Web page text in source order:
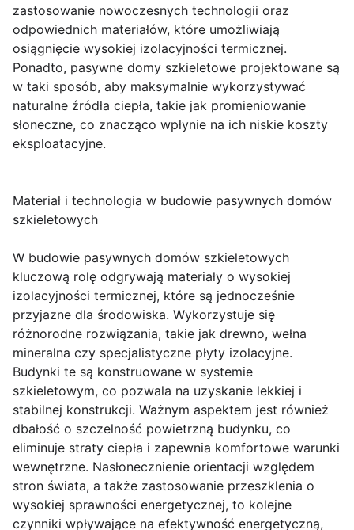
zastosowanie nowoczesnych technologii oraz
odpowiednich materiałów, które umożliwiają
osiągnięcie wysokiej izolacyjności termicznej.
Ponadto, pasywne domy szkieletowe projektowane są
w taki sposób, aby maksymalnie wykorzystywać
naturalne źródła ciepła, takie jak promieniowanie
słoneczne, co znacząco wpłynie na ich niskie koszty
eksploatacyjne.
Materiał i technologia w budowie pasywnych domów
szkieletowych
W budowie pasywnych domów szkieletowych
kluczową rolę odgrywają materiały o wysokiej
izolacyjności termicznej, które są jednocześnie
przyjazne dla środowiska. Wykorzystuje się
różnorodne rozwiązania, takie jak drewno, wełna
mineralna czy specjalistyczne płyty izolacyjne.
Budynki te są konstruowane w systemie
szkieletowym, co pozwala na uzyskanie lekkiej i
stabilnej konstrukcji. Ważnym aspektem jest również
dbałość o szczelność powietrzną budynku, co
eliminuje straty ciepła i zapewnia komfortowe warunki
wewnętrzne. Nasłonecznienie orientacji względem
stron świata, a także zastosowanie przeszklenia o
wysokiej sprawności energetycznej, to kolejne
czynniki wpływające na efektywność energetyczną,